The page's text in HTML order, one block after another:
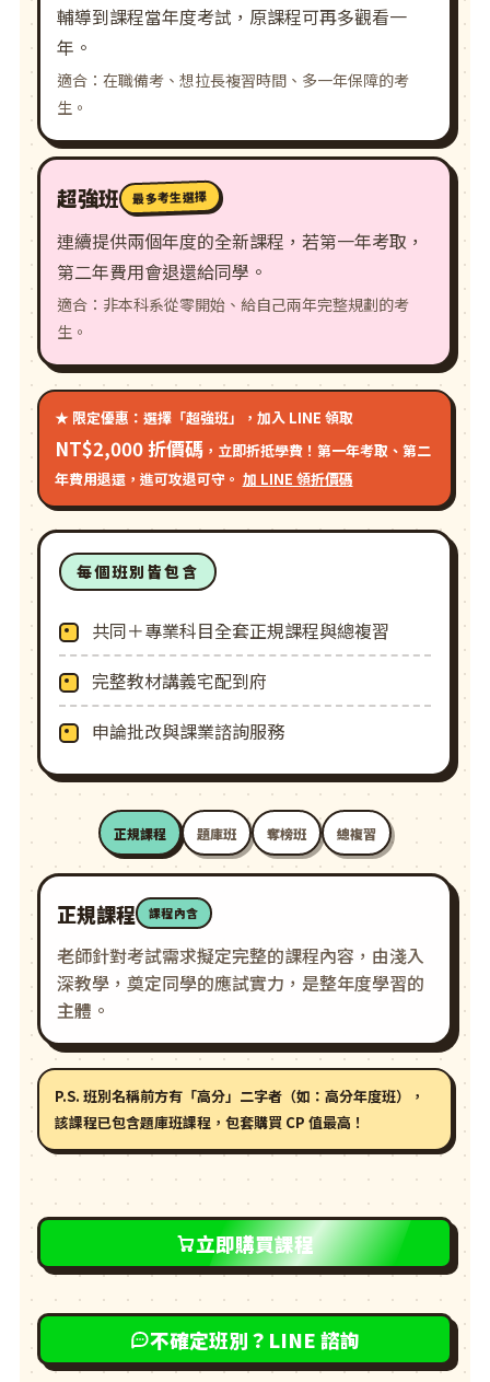
輔導到課程當年度考試，原課程可再多觀看一
年。
適合：在職備考、想拉長複習時間、多一年保障的考
生。
超強班 最多考生選擇
連續提供兩個年度的全新課程，若第一年考取，
第二年費用會退還給同學。
適合：非本科系從零開始、給自己兩年完整規劃的考
生。
★ 限定優惠：選擇「超強班」，加入 LINE 領取
NT$2,000 折價碼，立即折抵學費！第一年考取、第二
年費用退還，進可攻退可守。 加 LINE 領折價碼
每個班別皆包含
共同＋專業科目全套正規課程與總複習
完整教材講義宅配到府
申論批改與課業諮詢服務
正規課程 題庫班 奪榜班 總複習
正規課程 課程內含
老師針對考試需求擬定完整的課程內容，由淺入
深教學，奠定同學的應試實力，是整年度學習的
主體。
P.S. 班別名稱前方有「高分」二字者（如：高分年度班），
該課程已包含題庫班課程，包套購買 CP 值最高！
立即購買課程
不確定班別？LINE 諮詢